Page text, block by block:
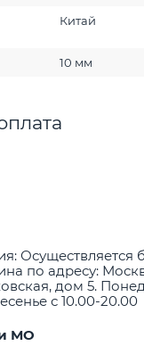
Китай
10 мм
Осуществляется
по адресу:
дом 5.
с 10.00-20.00
МО